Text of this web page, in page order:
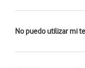
No puedo utilizar mi